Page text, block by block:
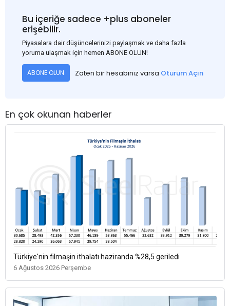
Bu içeriğe sadece +plus aboneler
erişebilir.
Piyasalara dair düşüncelerinizi paylaşmak ve daha fazla
yoruma ulaşmak için hemen ABONE OLUN!
ABONE OLUN Zaten bir hesabınız varsa Oturum Açın
En çok okunan haberler
Türkiye'nin filmaşin ithalatı haziranda %28,5 geriledi
6 Ağustos 2026 Perşembe